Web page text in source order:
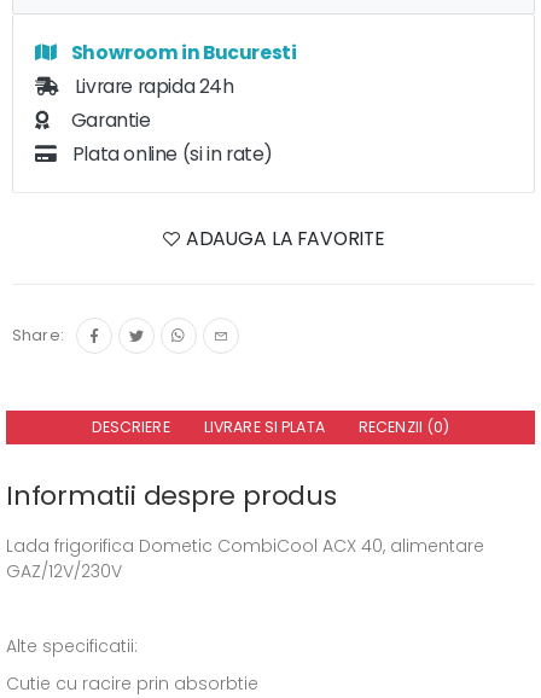
Showroom in Bucuresti
Livrare rapida 24h
Garantie
Plata online (si in rate)
ADAUGA LA FAVORITE
Share:
DESCRIERE LIVRARE SI PLATA RECENZII (0)
Informatii despre produs
Lada frigorifica Dometic CombiCool ACX 40, alimentare
GAZ/12V/230V
Alte specificatii:
Cutie cu racire prin absorbtie